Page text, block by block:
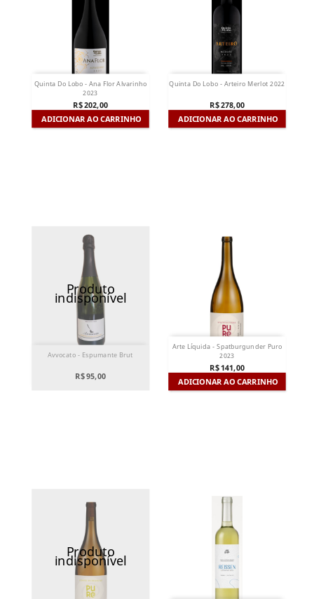
Quinta Do Lobo - Ana Flor Alvarinho
2023
R$ 202,00
ADICIONAR AO CARRINHO
Quinta Do Lobo - Arteiro Merlot 2022
R$ 278,00
ADICIONAR AO CARRINHO
Produto
indisponível
Avvocato - Espumante Brut
R$ 95,00
Arte Líquida - Spatburgunder Puro
2023
R$ 141,00
ADICIONAR AO CARRINHO
Produto
indisponível